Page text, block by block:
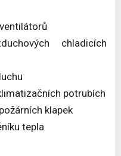
chladicích
potrubích
klapek
tepla